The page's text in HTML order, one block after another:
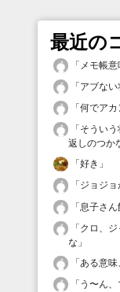
最近の
「 メモ帳
「アブない
「何でア
「そうい
返しのつか
「好き 」
「ジョジ
「息子さん
「クロ、
な 」
「ある意
「 う〜ん